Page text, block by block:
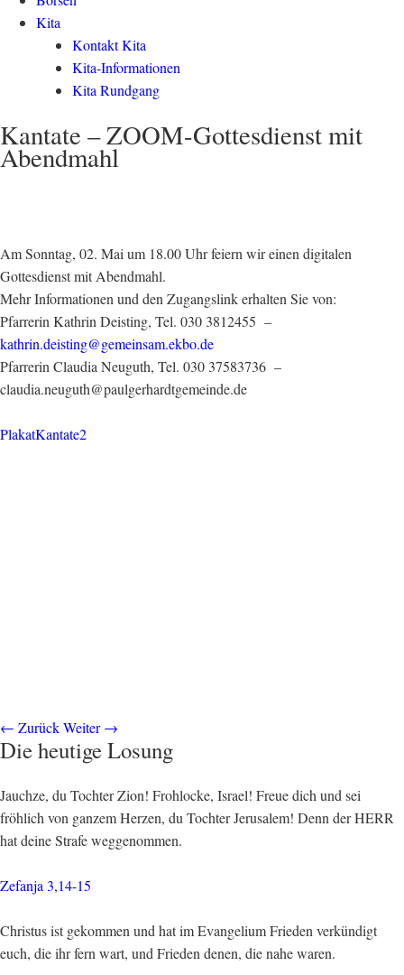
Kita
Kontakt Kita
Kita-Informationen
Kita Rundgang
Kantate – ZOOM-Gottesdienst mit
Abendmahl
Am Sonntag, 02. Mai um 18.00 Uhr feiern wir einen digitalen
Gottesdienst mit Abendmahl.
Mehr Informationen und den Zugangslink erhalten Sie von:
Pfarrerin Kathrin Deisting, Tel. 030 3812455 –
kathrin.deisting@gemeinsam.ekbo.de
Pfarrerin Claudia Neuguth, Tel. 030 37583736 –
claudia.neuguth@paulgerhardtgemeinde.de
PlakatKantate2
← ZurückWeiter→
Die heutige Losung
Jauchze, du Tochter Zion! Frohlocke, Israel! Freue dich und sei
fröhlich von ganzem Herzen, du Tochter Jerusalem! Denn der HERR
hat deine Strafe weggenommen.
Zefanja 3,14-15
Christus ist gekommen und hat im Evangelium Frieden verkündigt
euch, die ihr fern wart, und Frieden denen, die nahe waren.